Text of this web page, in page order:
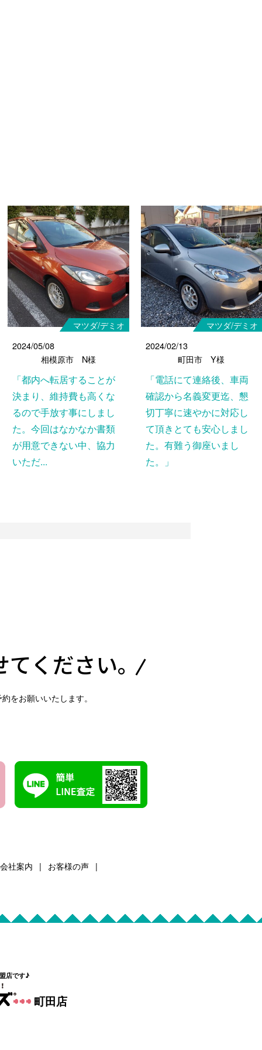
マツダ/デミオ
2024/05/08
相模原市 N様
「都内へ転居することが
決まり、維持費も高くな
るので手放す事にしまし
た。今回はなかなか書類
が用意できない中、協力
いただ...
マツダ/デミオ
2024/02/13
町田市 Y様
「電話にて連絡後、車両
確認から名義変更迄、懇
切丁寧に速やかに対応し
て頂きとても安心しまし
た。有難う御座いまし
た。」
てください。
をお願いいたします。
会社案内
お客様の声
店です♪
町田店